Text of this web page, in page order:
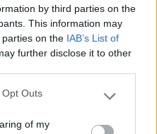
by third parties on the
This information may
on the IAB’s List of
further disclose it to other
uses one or more Google
behaviour. You may click to
Outs
of my
Ulivi
0